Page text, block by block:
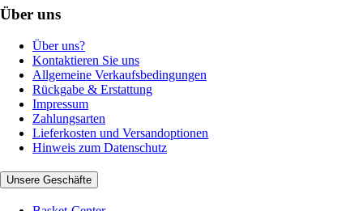
Über uns
Über uns?
Kontaktieren Sie uns
Allgemeine Verkaufsbedingungen
Rückgabe & Erstattung
Impressum
Zahlungsarten
Lieferkosten und Versandoptionen
Hinweis zum Datenschutz
Unsere Geschäfte